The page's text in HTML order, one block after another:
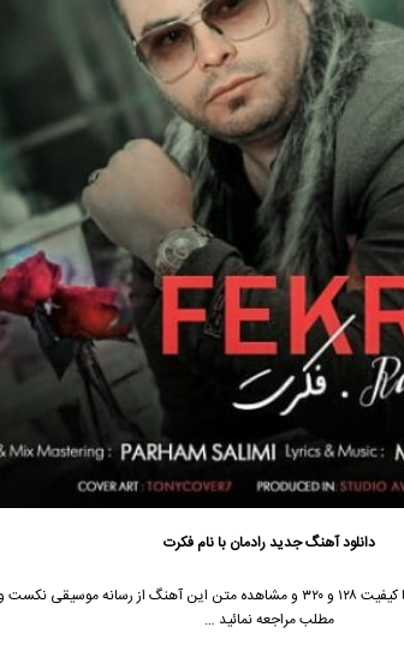
دانلود آهنگ جدیدرادمان با نام فکرت
با کیفیت ۱۲۸ و ۳۲۰ و مشاهده متن این آهنگ از رسانه موسیقی
مطلب مراجعه نمائید …